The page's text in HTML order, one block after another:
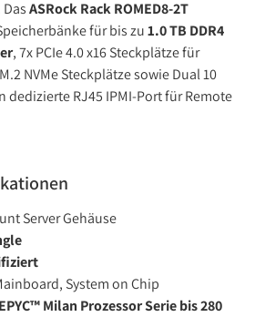
ASRock Rack ROMED8-2T
für bis zu1.0 TB DDR4
, 7x PCIe 4.0 x16 Steckplätze für
NVMe Steckplätze sowie Dual 10
dedizierte RJ45 IPMI-Port für Remote
Server Gehäuse
System on Chip
Milan Prozessor Serie bis 280